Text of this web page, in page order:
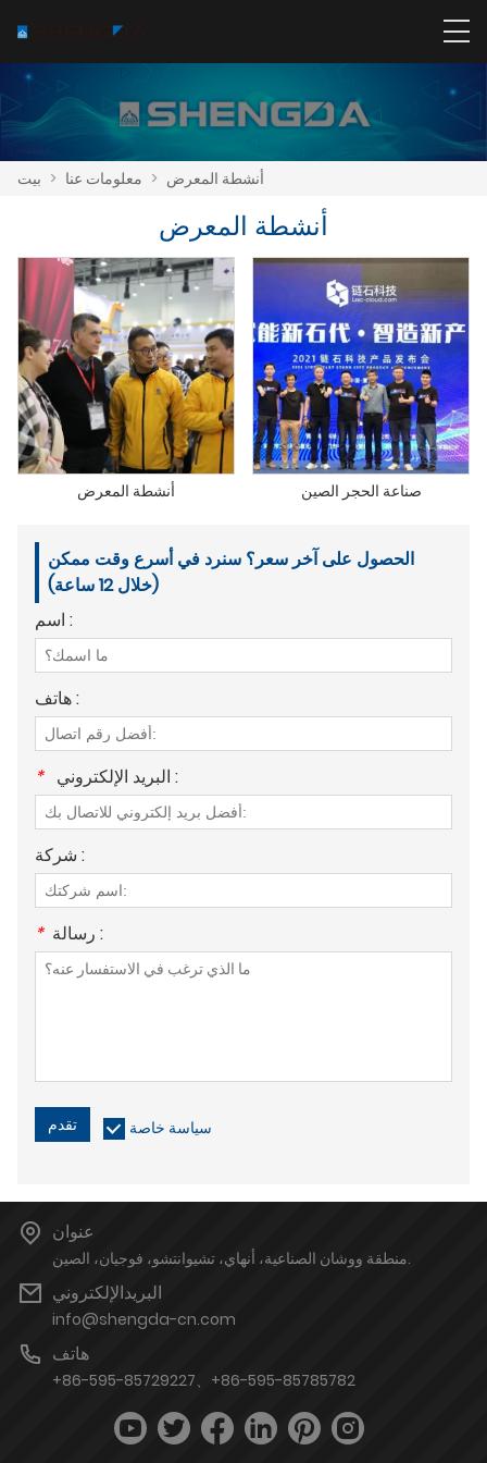
بيت > معلومات عنا > أنشطة المعرض
أنشطة المعرض
أنشطة المعرض صناعة الحجر الصين
الحصول على آخر سعر؟ سنرد في أسرع وقت ممكن
(خلال 12 ساعة)
اسم :
هاتف :
* البريد الإلكتروني :
شركة :
* رسالة :
تقدم سياسة خاصة
عنوان
منطقة ووشان الصناعية، أنهاي، تشيوانتشو، فوجيان، الصين.
البريدالإلكتروني
info@shengda-cn.com
هاتف
+86-595-85729227、+86-595-85785782